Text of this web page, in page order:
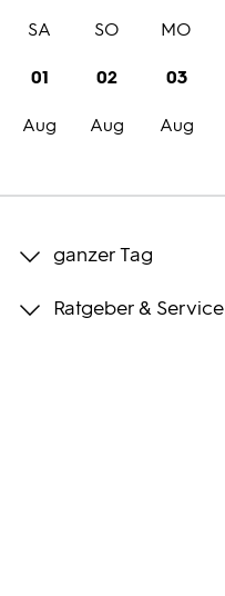
01
Aug
SA
02
Aug
SO
03
Aug
MO
ganzer Tag
Ratgeber & Service